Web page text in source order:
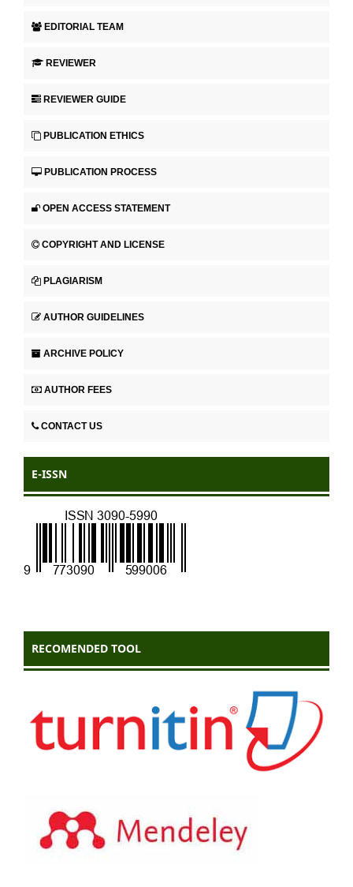
EDITORIAL TEAM
REVIEWER
REVIEWER GUIDE
PUBLICATION ETHICS
PUBLICATION PROCESS
OPEN ACCESS STATEMENT
COPYRIGHT AND LICENSE
PLAGIARISM
AUTHOR GUIDELINES
ARCHIVE POLICY
AUTHOR FEES
CONTACT US
E-ISSN
RECOMENDED TOOL